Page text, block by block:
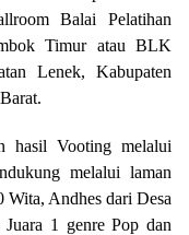
Balai Pelatihan
Timur atau BLK
Lenek, Kabupaten
hasil Vooting melalui
melalui laman
Andhes dari Desa
1 genre Pop dan